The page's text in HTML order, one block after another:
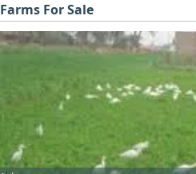
Farms For Sale